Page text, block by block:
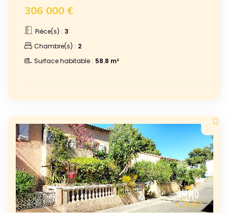
306 000 €
Pièce(s) : 3
Chambre(s) : 2
Surface habitable : 58.8 m²